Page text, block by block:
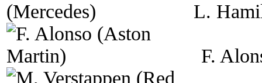
L.
F.